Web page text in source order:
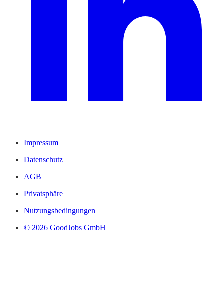
Impressum
Datenschutz
AGB
Privatsphäre
Nutzungsbedingungen
© 2026 GoodJobs GmbH